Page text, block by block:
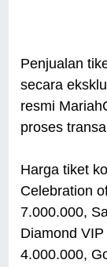
Penjualan
secara
resmi
proses
Harga tiket
Celebration
7.000.000,
Diamond
4.000.000,